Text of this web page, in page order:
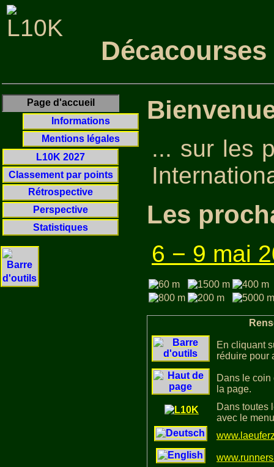
Page d'accueil
Informations
Mentions légales
L10K 2027
Classement par points
Rétrospective
Perspective
Statistiques
... sur les
Les
6 − 9 mai
En cliquant
réduire pour
Dans le coin
la page.
Dans toutes
avec le